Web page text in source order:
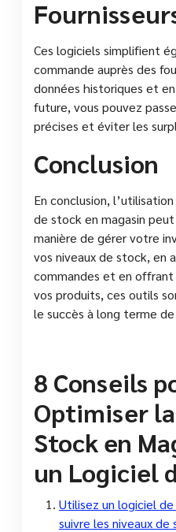
Ces logiciels simplifient
commande auprès des
données historiques et
future, vous pouvez
précises et éviter les
Conclusion
En conclusion,
de stock en magasin
manière de gérer votre
vos niveaux de stock, en
commandes et en offrant
vos produits, ces outils
le succès à long terme
8 Conseils
Optimiser
Stock en
un Logiciel
Utilisez un logiciel
suivre les niveaux